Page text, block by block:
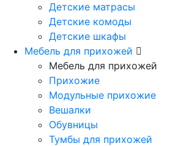
Детские матрасы
Детские комоды
Детские шкафы
Мебель для прихожей
Мебель для прихожей
Прихожие
Модульные прихожие
Вешалки
Обувницы
Тумбы для прихожей